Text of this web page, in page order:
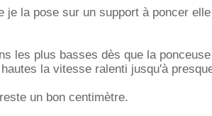
je la pose sur un support à poncer
les plus basses dès que la
la vitesse ralenti jusqu'à
un bon centimètre.